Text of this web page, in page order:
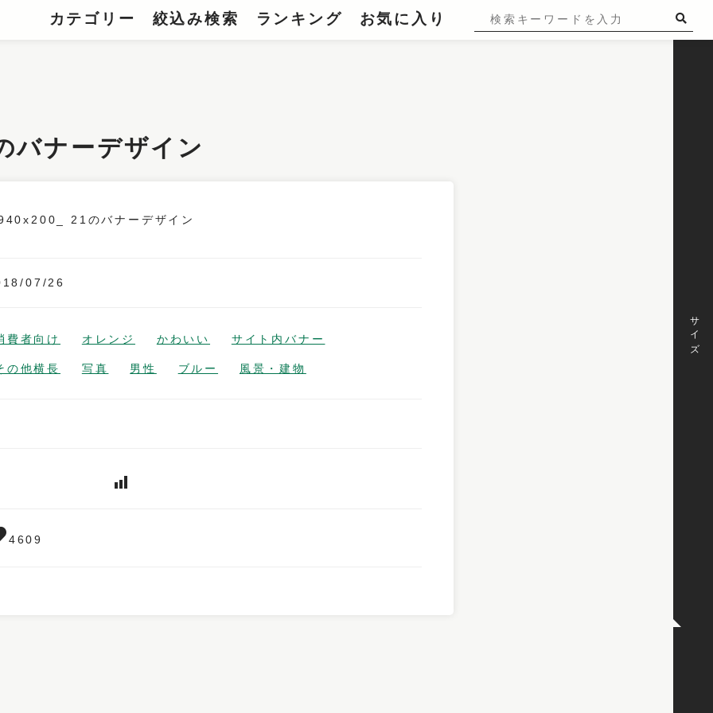
お気に入り
ランキング
絞込み検索
カテゴリー
サイズ
ナーデザイン
07/26
費者向け オレンジ かわいい サイト内バナー
の他横長 写真 男性 ブルー 風景・建物
4609